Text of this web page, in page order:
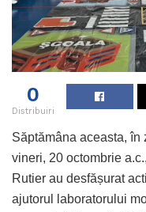
0
Distribuiri
Săptămâna aceasta, în
vineri, 20 octombrie
Rutier au desfășurat
ajutorul laboratorului